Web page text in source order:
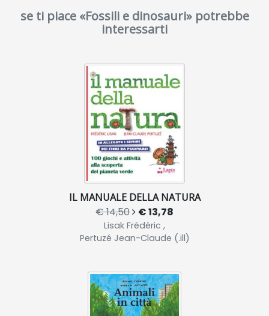
se ti piace «Fossili e dinosauri» potrebbe
interessarti
IL MANUALE DELLA NATURA
€ 14,50 € 13,78
Lisak Frédéric ,
Pertuzé Jean-Claude (.ill)